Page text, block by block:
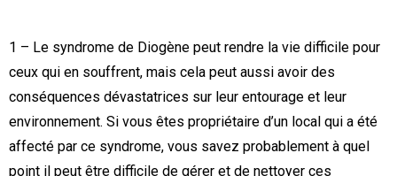
1 – Le syndrome de Diogène peut rendre la vie difficile pour
ceux qui en souffrent, mais cela peut aussi avoir des
conséquences dévastatrices sur leur entourage et leur
environnement. Si vous êtes propriétaire d’un local qui a été
affecté par ce syndrome, vous savez probablement à quel
point il peut être difficile de gérer et de nettoyer ces